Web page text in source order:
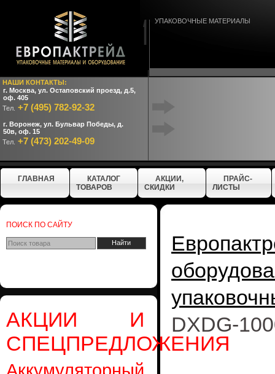
НАШИ КОНТАКТЫ:
г. Москва, ул. Остаповский проезд, д.5,
оф. 405
Тел. +7 (495) 782-92-32
г. Воронеж, ул. Бульвар Победы, д.
50в, оф. 15
Тел. +7 (473) 202-49-09
УПАКОВОЧНЫЕ МАТЕРИАЛЫ
ГЛАВНАЯ
КАТАЛОГ
ТОВАРОВ
АКЦИИ,
СКИДКИ
ПРАЙС-
ЛИСТЫ
ПОИСК ПО САЙТУ
АКЦИИ И
СПЕЦПРЕДЛОЖЕНИЯ
DXDG-